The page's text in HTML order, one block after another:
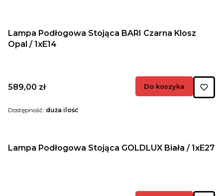
Lampa Podłogowa Stojąca BARI Czarna Klosz
Opal / 1xE14
Cena
589,00 zł Do koszyka
Dostępność: duża ilość
Lampa Podłogowa Stojąca GOLDLUX Biała / 1xE27